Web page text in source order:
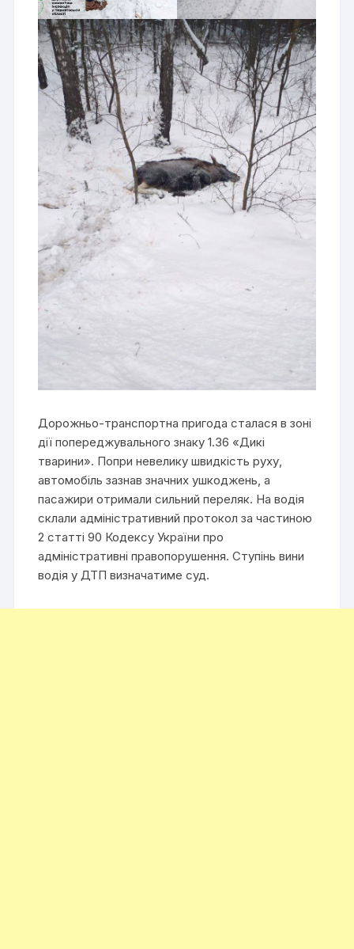
Дорожньо-транспортна пригода сталася в зоні
дії попереджувального знаку 1.36 «Дикі
тварини». Попри невелику швидкість руху,
автомобіль зазнав значних ушкоджень, а
пасажири отримали сильний переляк. На водія
склали адміністративний протокол за частиною
2 статті 90 Кодексу України про
адміністративні правопорушення. Ступінь вини
водія у ДТП визначатиме суд.